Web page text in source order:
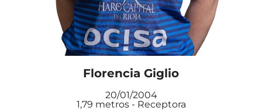
Florencia Giglio
20/01/2004
1,79 metros - Receptora